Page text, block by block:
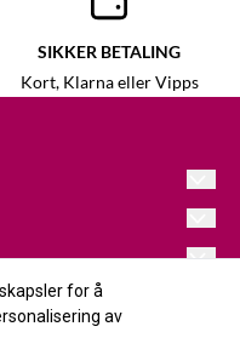
SIKKER BETALING
Kort, Klarna eller Vipps
for å
av